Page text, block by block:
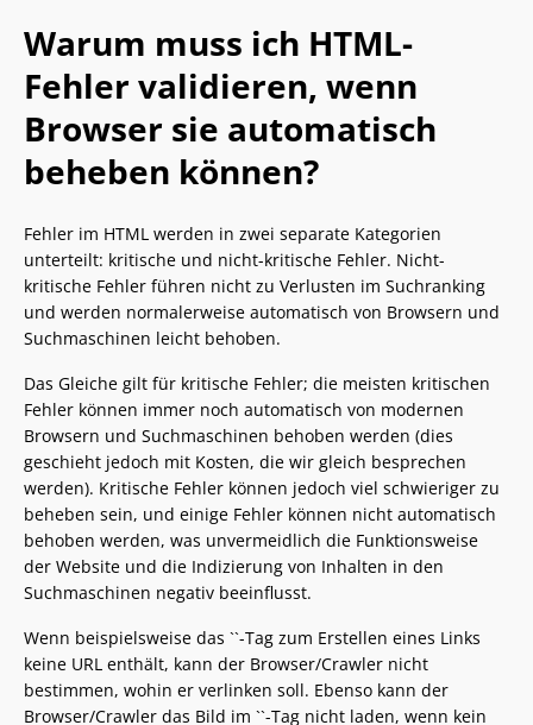
Warum muss ich HTML-
Fehler validieren, wenn
Browser sie automatisch
beheben können?
Fehler im HTML werden in zwei separate Kategorien
unterteilt: kritische und nicht-kritische Fehler. Nicht-
kritische Fehler führen nicht zu Verlusten im Suchranking
und werden normalerweise automatisch von Browsern und
Suchmaschinen leicht behoben.
Das Gleiche gilt für kritische Fehler; die meisten kritischen
Fehler können immer noch automatisch von modernen
Browsern und Suchmaschinen behoben werden (dies
geschieht jedoch mit Kosten, die wir gleich besprechen
werden). Kritische Fehler können jedoch viel schwieriger zu
beheben sein, und einige Fehler können nicht automatisch
behoben werden, was unvermeidlich die Funktionsweise
der Website und die Indizierung von Inhalten in den
Suchmaschinen negativ beeinflusst.
Wenn beispielsweise das ``-Tag zum Erstellen eines Links
keine URL enthält, kann der Browser/Crawler nicht
bestimmen, wohin er verlinken soll. Ebenso kann der
Browser/Crawler das Bild im ``-Tag nicht laden, wenn kein